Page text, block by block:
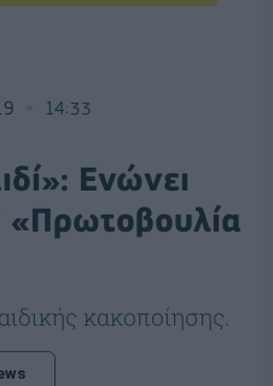
14:33
Ενώνει
«Πρωτοβουλία
κακοποίησης.